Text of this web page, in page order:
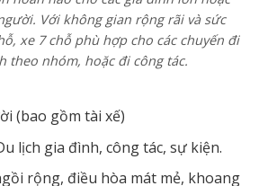
Với không gian rộng rãi và sức
xe 7 chỗ phù hợp cho các chuyến đi
theo nhóm, hoặc đi công tác.
(bao gồm tài xế)
lịch gia đình, công tác, sự kiện.
rộng, điều hòa mát mẻ, khoang